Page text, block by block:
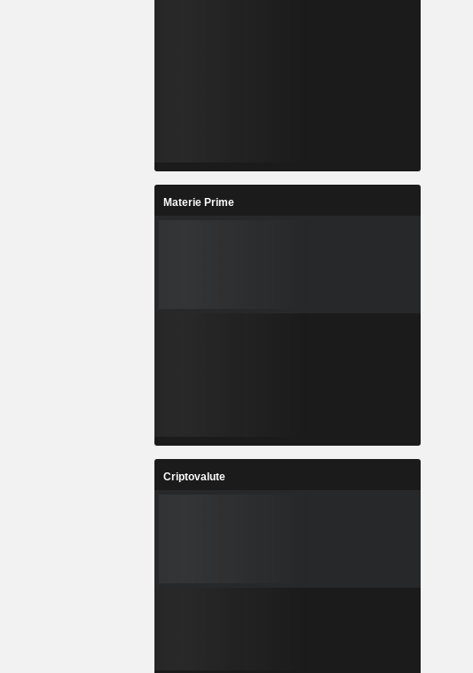
Materie Prime
Criptovalute